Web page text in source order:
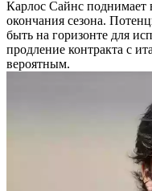
Карлос Сайнс поднимает
окончания сезона.
быть на горизонте для
продление контракта с
вероятным.